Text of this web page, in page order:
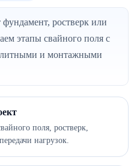
фундамент, ростверк или
этапы свайного поля с
и монтажными
поля, ростверк,
нагрузок.